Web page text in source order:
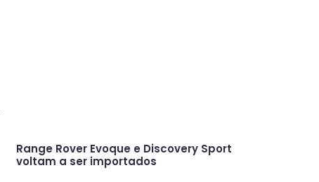
Range Rover Evoque e Discovery Sport
voltam a ser importados